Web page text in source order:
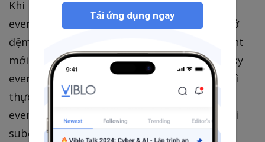
Khi một thành phần nào đó post một sticky
event, event này sẽ được lưu lại trong bộ nhớ
đệm. Khi một Activity mới hoặc một Fragment
mới theo dõi sự kiện, EventBus sẽ lấy ra sticky
event gần đây nhất trong bộ nhớ đệm thay vì
thực hiện lại đăng kí một event mới, cho nên
event này vẫn nằm trong bộ nhớ đệm sau khi
subcriber đã nhận được nó.
Tải ứng dụng ngay